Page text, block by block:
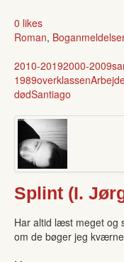
0 likes
Roman,
2010-20192000-2009
1989overklassen
dødSantiago
Splint (I.
Har altid læst meget
om de bøger jeg